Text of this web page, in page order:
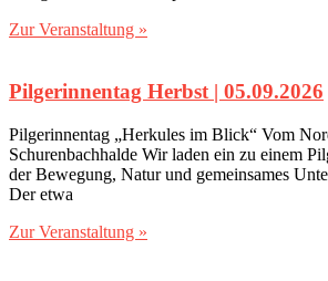
Zur Veranstaltung »
Pilgerinnentag Herbst | 05.09.2026
Pilgerinnentag „Herkules im Blick“ Vom
Schurenbachhalde Wir laden ein zu einem
der Bewegung, Natur und gemeinsames
Der etwa
Zur Veranstaltung »